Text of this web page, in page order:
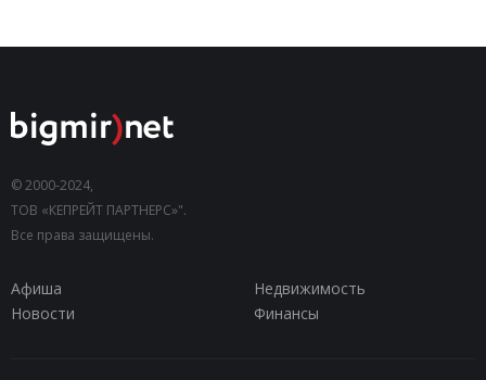
© 2000-2024,
ТОВ «КЕПРЕЙТ ПАРТНЕРС»".
Все права защищены.
Афиша
Недвижимость
Новости
Финансы